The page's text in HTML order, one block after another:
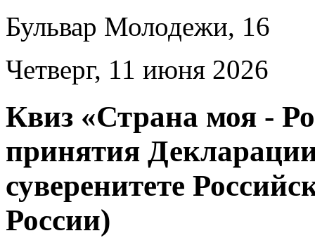
Бульвар Молодежи, 16
Четверг, 11 июня 2026
Квиз «Страна моя -
принятия
суверенитете
России)